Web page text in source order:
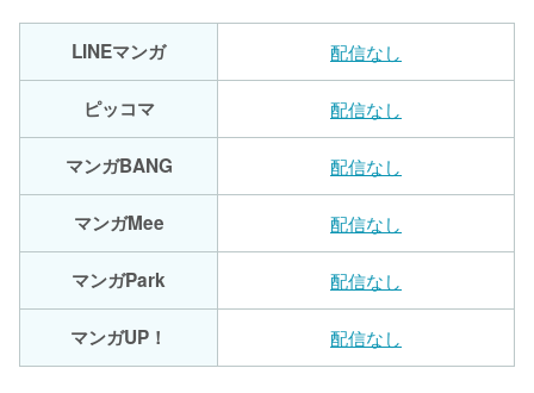
LINEマンガ 配信なし
ピッコマ 配信なし
マンガBANG 配信なし
マンガMee 配信なし
マンガPark 配信なし
マンガUP！ 配信なし